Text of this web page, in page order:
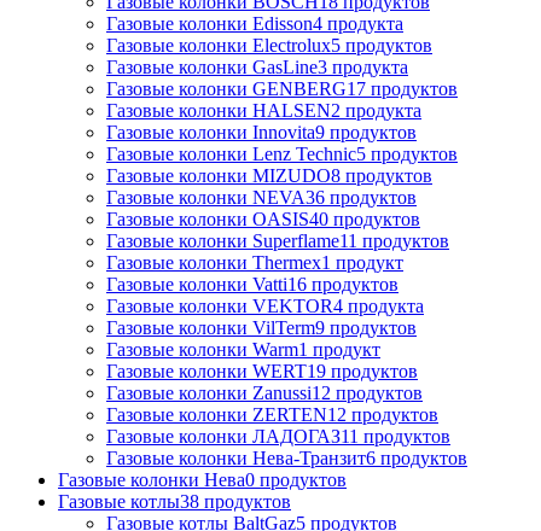
Газовые колонки Edisson4 продукта
Газовые колонки Electrolux5 продуктов
Газовые колонки GasLine3 продукта
Газовые колонки GENBERG17 продуктов
Газовые колонки HALSEN2 продукта
Газовые колонки Innovita9 продуктов
Газовые колонки Lenz Technic5 продуктов
Газовые колонки MIZUDO8 продуктов
Газовые колонки NEVA36 продуктов
Газовые колонки OASIS40 продуктов
Газовые колонки Superflame11 продуктов
Газовые колонки Thermex1 продукт
Газовые колонки Vatti16 продуктов
Газовые колонки VEKTOR4 продукта
Газовые колонки VilTerm9 продуктов
Газовые колонки Warm1 продукт
Газовые колонки WERT19 продуктов
Газовые колонки Zanussi12 продуктов
Газовые колонки ZERTEN12 продуктов
Газовые колонки ЛАДОГАЗ11 продуктов
Газовые колонки Нева-Транзит6 продуктов
Газовые колонки Нева0 продуктов
Газовые котлы38 продуктов
Газовые котлы BaltGaz5 продуктов